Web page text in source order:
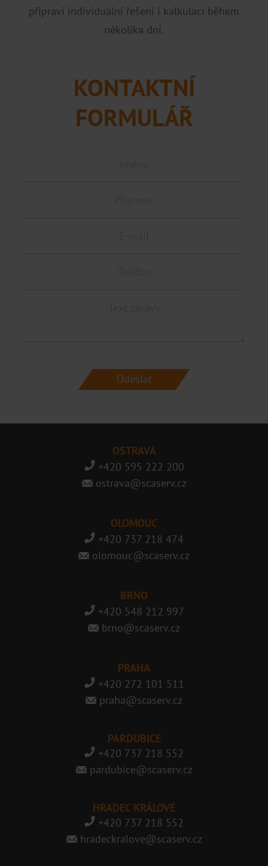
připraví individuální řešení i kalkulaci během
několika dní.
KONTAKTNÍ
FORMULÁŘ
OSTRAVA
+420 595 222 200
ostrava@scaserv.cz
OLOMOUC
+420 737 218 474
olomouc@scaserv.cz
BRNO
+420 548 212 997
brno@scaserv.cz
PRAHA
+420 272 101 511
praha@scaserv.cz
PARDUBICE
+420 737 218 552
pardubice@scaserv.cz
HRADEC KRÁLOVÉ
+420 737 218 552
hradeckralove@scaserv.cz